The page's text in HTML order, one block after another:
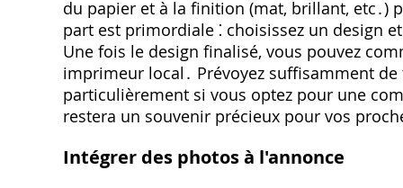
du papier et à la finition (mat, brillant, etc․)
part est primordiale ⁚ choisissez un design
Une fois le design finalisé, vous pouvez
imprimeur local․ Prévoyez suffisamment
particulièrement si vous optez pour une
restera un souvenir précieux pour vos
Intégrer des photos à l'annonce